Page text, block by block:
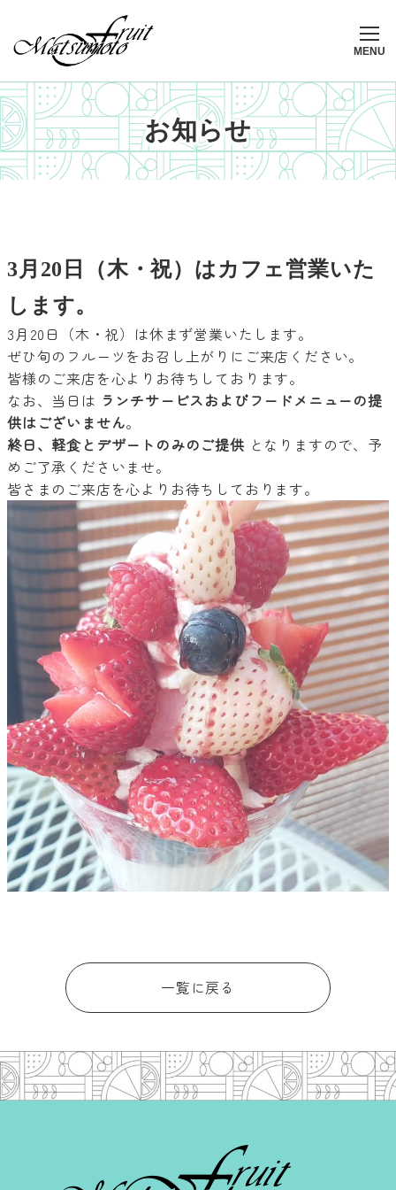
ン
コ
ン
テ
ン
ツ
へ
MENU
お知らせ
3月20日（木・祝）はカフェ営業いた
します。
3月20日（木・祝）は休まず営業いたします。
ぜひ旬のフルーツをお召し上がりにご来店ください。
皆様のご来店を心よりお待ちしております。
なお、当日は ランチサービスおよびフードメニューの提
供はございません。
終日、軽食とデザートのみのご提供 となりますので、予
めご了承くださいませ。
皆さまのご来店を心よりお待ちしております。
一覧に戻る